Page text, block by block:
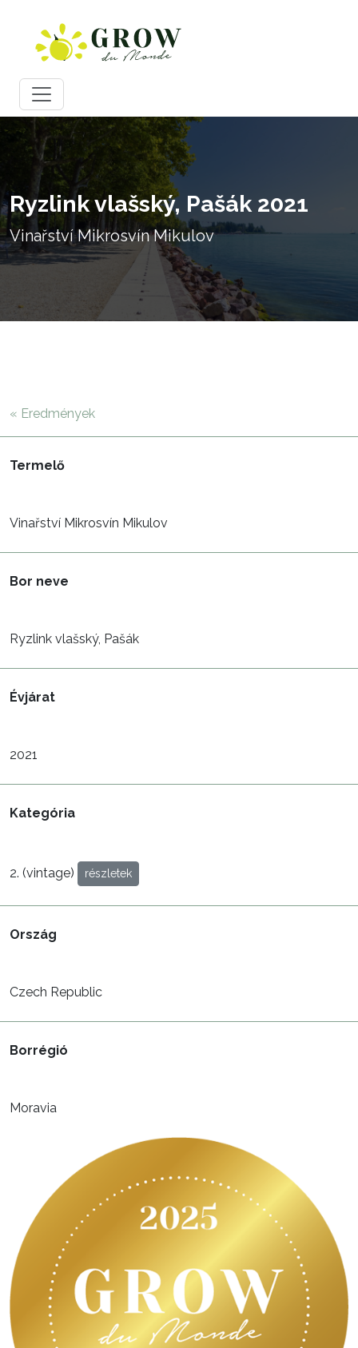
Ryzlink vlašský, Pašák 2021
Vinařství Mikrosvín Mikulov
« Eredmények
Termelő
Vinařství Mikrosvín Mikulov
Bor neve
Ryzlink vlašský, Pašák
Évjárat
2021
Kategória
2. (vintage) részletek
Ország
Czech Republic
Borrégió
Moravia